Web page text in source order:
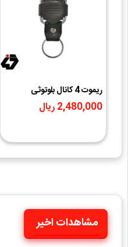
ریموت 4 کانال بلوتوثی
Duplicator طرح بتا
433MHz
2,480,000 ریال
مشاهدات اخیر